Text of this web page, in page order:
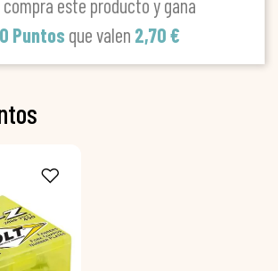
compra este producto y gana
Puntos que valen 2,70 €